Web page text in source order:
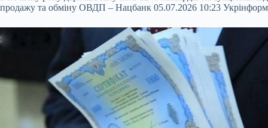
продажу та обміну ОВДП – Нацбанк 05.07.2026 10:23 Укрінформ